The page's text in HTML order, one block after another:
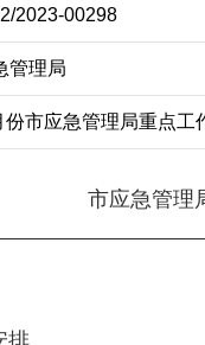
2023-00298
管理局
份市应急管理局重点工
市应急管理
排